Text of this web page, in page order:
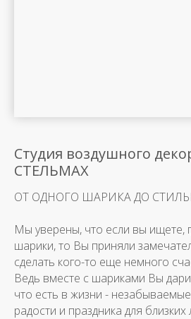
Студия воздушного
СТЕЛЬМАХ
ОТ ОДНОГО ШАРИКА ДО
Мы уверены, что если вы ищете,
шарики, то Вы приняли
сделать кого-то еще немного
Ведь вместе с шариками Вы
что есть в жизни -
радости и праздника для близких